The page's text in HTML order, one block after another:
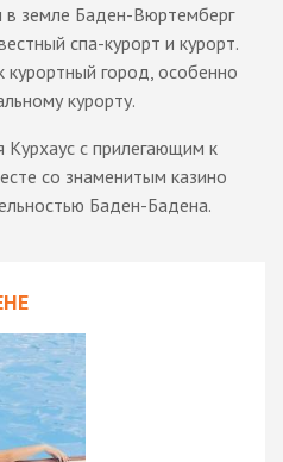
земле Баден-Вюртемберг
спа-курорт и курорт.
курортный город, особенно
курорту.
Курхаус с прилегающим к
со знаменитым казино
Баден-Бадена.